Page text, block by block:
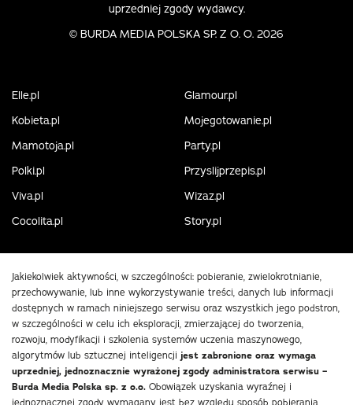
uprzedniej zgody wydawcy.
© BURDA MEDIA POLSKA SP. Z O. O. 2026
Elle.pl
Glamour.pl
Kobieta.pl
Mojegotowanie.pl
Mamotoja.pl
Party.pl
Polki.pl
Przyslijprzepis.pl
Viva.pl
Wizaz.pl
Cocolita.pl
Story.pl
Jakiekolwiek aktywności, w szczególności: pobieranie, zwielokrotnianie,
przechowywanie, lub inne wykorzystywanie treści, danych lub informacji
dostępnych w ramach niniejszego serwisu oraz wszystkich jego podstron,
w szczególności w celu ich eksploracji, zmierzającej do tworzenia,
rozwoju, modyfikacji i szkolenia systemów uczenia maszynowego,
algorytmów lub sztucznej inteligencji jest zabronione oraz wymaga
uprzedniej, jednoznacznie wyrażonej zgody administratora serwisu –
Burda Media Polska sp. z o.o. Obowiązek uzyskania wyraźnej i
jednoznacznej zgody wymagany jest bez względu sposób pobierania,